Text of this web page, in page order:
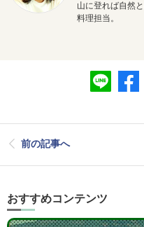
山に登れば自然
料理担当。
前の記事へ
おすすめコンテンツ